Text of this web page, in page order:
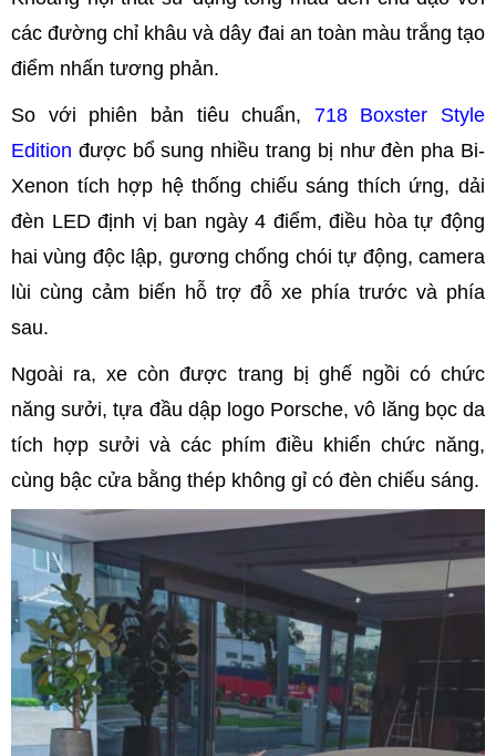
các đường chỉ khâu và dây đai an toàn màu trắng tạo
điểm nhấn tương phản.
So với phiên bản tiêu chuẩn, 718 Boxster Style
Edition được bổ sung nhiều trang bị như đèn pha Bi-
Xenon tích hợp hệ thống chiếu sáng thích ứng, dải
đèn LED định vị ban ngày 4 điểm, điều hòa tự động
hai vùng độc lập, gương chống chói tự động, camera
lùi cùng cảm biến hỗ trợ đỗ xe phía trước và phía
sau.
Ngoài ra, xe còn được trang bị ghế ngồi có chức
năng sưởi, tựa đầu dập logo Porsche, vô lăng bọc da
tích hợp sưởi và các phím điều khiển chức năng,
cùng bậc cửa bằng thép không gỉ có đèn chiếu sáng.